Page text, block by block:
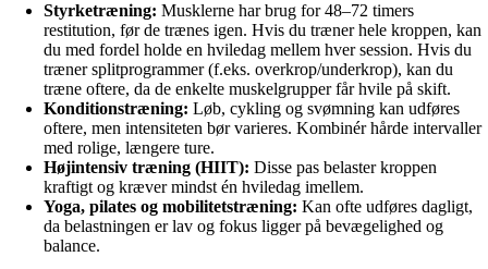
Styrketræning: Musklerne har brug for 48–72 timers
restitution, før de trænes igen. Hvis du træner hele kroppen, kan
du med fordel holde en hviledag mellem hver session. Hvis du
træner splitprogrammer (f.eks. overkrop/underkrop), kan du
træne oftere, da de enkelte muskelgrupper får hvile på skift.
Konditionstræning: Løb, cykling og svømning kan udføres
oftere, men intensiteten bør varieres. Kombinér hårde intervaller
med rolige, længere ture.
Højintensiv træning (HIIT): Disse pas belaster kroppen
kraftigt og kræver mindst én hviledag imellem.
Yoga, pilates og mobilitetstræning: Kan ofte udføres dagligt,
da belastningen er lav og fokus ligger på bevægelighed og
balance.